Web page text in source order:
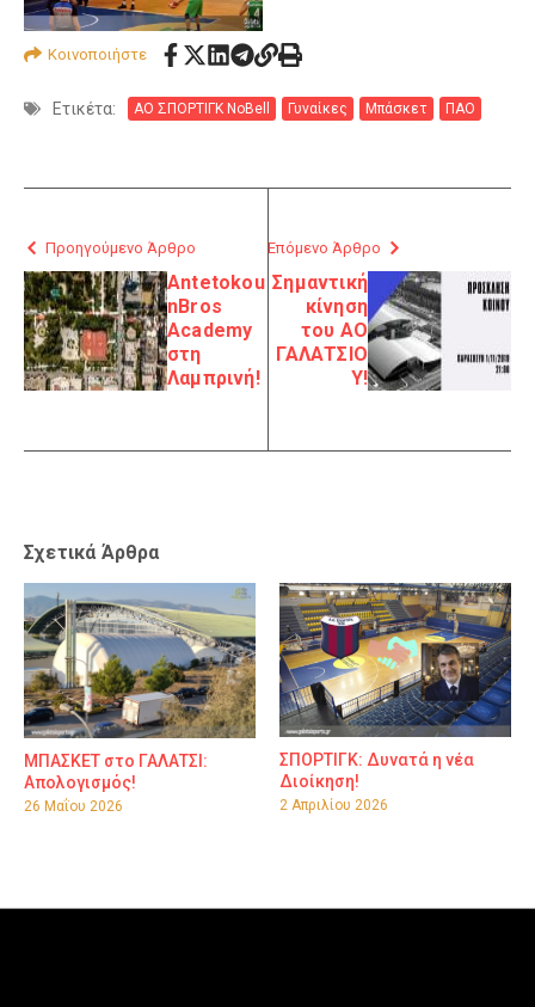
Κοινοποιήστε
Ετικέτα: ΑΟ ΣΠΟΡΤΙΓΚ NoBell Γυναίκες Μπάσκετ ΠΑΟ
Προηγούμενο Άρθρο
Antetokou
nBros
Academy
στη
Λαμπρινή!
Επόμενο Άρθρο
Σημαντική
κίνηση
του ΑΟ
ΓΑΛΑΤΣΙΟ
Υ!
Σχετικά Άρθρα
ΜΠΑΣΚΕΤ στο ΓΑΛΑΤΣΙ:
Απολογισμός!
26 Μαΐου 2026
ΣΠΟΡΤΙΓΚ: Δυνατά η νέα
Διοίκηση!
2 Απριλίου 2026